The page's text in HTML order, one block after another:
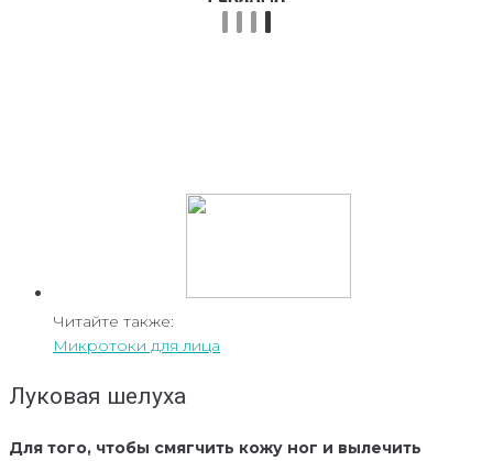
Читайте также:
Микротоки для лица
Луковая шелуха
Для того, чтобы смягчить кожу ног и вылечить